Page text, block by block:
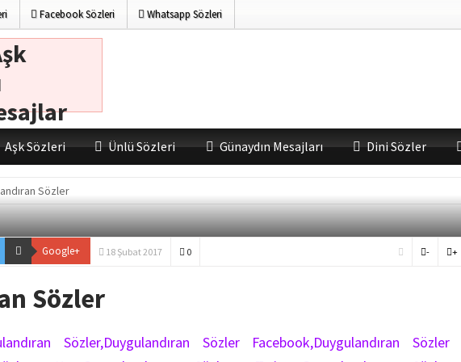
Facebook Sözleri Whatsapp Sözleri
Aşk Sözleri Ünlü Sözleri Günaydın Mesajları Dini Sözler
Sözler
Google+ 18 Şubat 2017 0 +
-
Sözler
Sözler,Duygulandıran Sözler Facebook,Duygulandıran Sözler